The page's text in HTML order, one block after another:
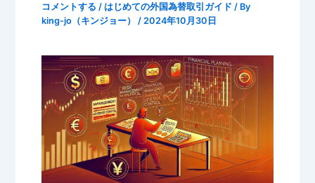
コメントする / はじめての外国為替取引ガイド / By
king-jo（キンジョー） / 2024年10月30日